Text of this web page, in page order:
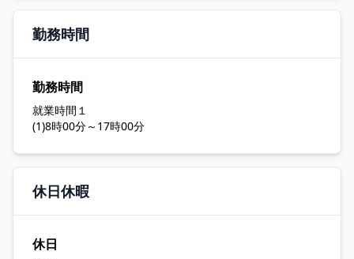
勤務時間
勤務時間
就業時間１
(1)8時00分～17時00分
休日休暇
休日